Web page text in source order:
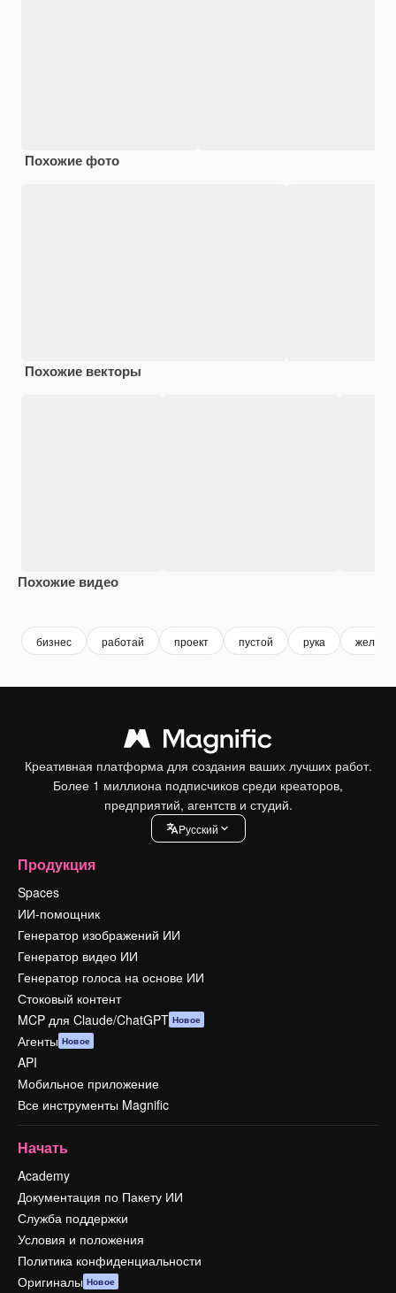
Похожие фото
Похожие векторы
Похожие видео
бизнес работай проект пустой рука желтый
Креативная платформа для создания ваших лучших работ.
Более 1 миллиона подписчиков среди креаторов,
предприятий, агентств и студий.
Pусский
Продукция
Spaces
ИИ-помощник
Генератор изображений ИИ
Генератор видео ИИ
Генератор голоса на основе ИИ
Стоковый контент
MCP для Claude/ChatGPT Новое
Агенты Новое
API
Мобильное приложение
Все инструменты Magnific
Начать
Academy
Документация по Пакету ИИ
Служба поддержки
Условия и положения
Политика конфиденциальности
Оригиналы Новое